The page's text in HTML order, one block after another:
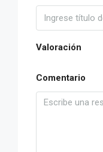
Valoración
Comentario